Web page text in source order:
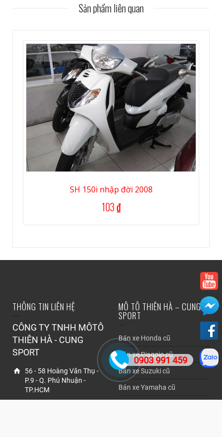
Sản phẩm liên quan
SH 150i nhập đời 2008
103₫
THÔNG TIN LIÊN HỆ
CÔNG TY TNHH MÔTÔ
THIÊN HÀ - CUNG
SPORT
56 - 58 Hoàng Văn Thụ -
P.9 - Q. Phú Nhuận -
TP.HCM
MÔ TÔ THIÊN HÀ – CUNG
SPORT
Bán xe Honda cũ
Bán xe Piaggio cũ
Bán xe Suzuki cũ
Bán xe Yamaha cũ
0903 991 459